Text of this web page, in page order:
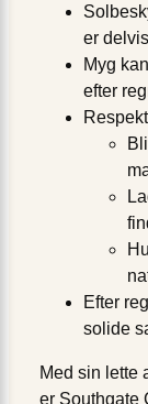
er
Myg
efter
Efter
solide
Med sin lette
er Southgate